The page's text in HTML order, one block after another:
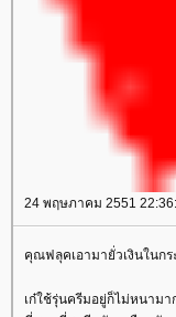
24 พฤษภาคม 2551
คุณฟลุคเอามายั่วเงินในกร
เก๋ใช้รุ่นครีมอยู่ก็ไม่หนามา